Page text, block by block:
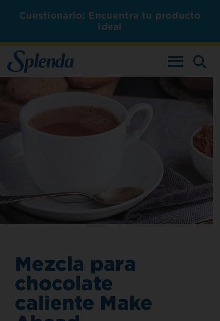
Cuestionario: Encuentra tu producto
ideal
ALTERNAR
Mezcla para
chocolate
caliente Make